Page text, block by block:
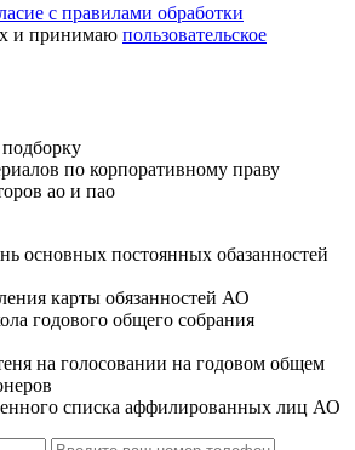
с правилами обработки
и принимаю пользовательское
по корпоративному праву
ао и пао
основных постоянных обазанностей
карты обязанностей АО
годового общего собрания
на голосовании на годовом общем
списка аффилированных лиц АО